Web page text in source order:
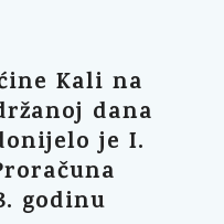
Kali na
dana
je I.
godinu